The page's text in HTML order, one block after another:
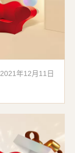
2021年12月11日